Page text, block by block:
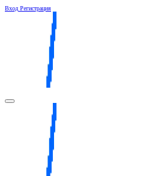
Вход Регистрация